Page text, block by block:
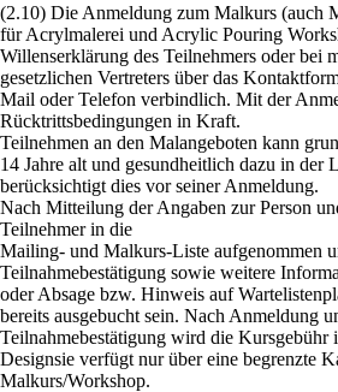
(2.10) Die Anmeldung zum Malkurs (auch
für Acrylmalerei und Acrylic Pouring
Willenserklärung des Teilnehmers oder bei
gesetzlichen Vertreters über das
Mail oder Telefon verbindlich. Mit der
Rücktrittsbedingungen in Kraft.
Teilnehmen an den Malangeboten kann
14 Jahre alt und gesundheitlich dazu in der
berücksichtigt dies vor seiner Anmeldung.
Nach Mitteilung der Angaben zur Person
Teilnehmer in die
Mailing- und Malkurs-Liste aufgenommen
Teilnahmebestätigung sowie weitere
oder Absage bzw. Hinweis auf
bereits ausgebucht sein. Nach Anmeldung
Teilnahmebestätigung wird die
Designsie verfügt nur über eine begrenzte
Malkurs/Workshop.